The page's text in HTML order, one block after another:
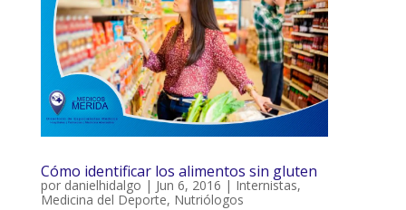
Cómo identificar los alimentos sin gluten
por danielhidalgo | Jun 6, 2016 | Internistas,
Medicina del Deporte, Nutriólogos